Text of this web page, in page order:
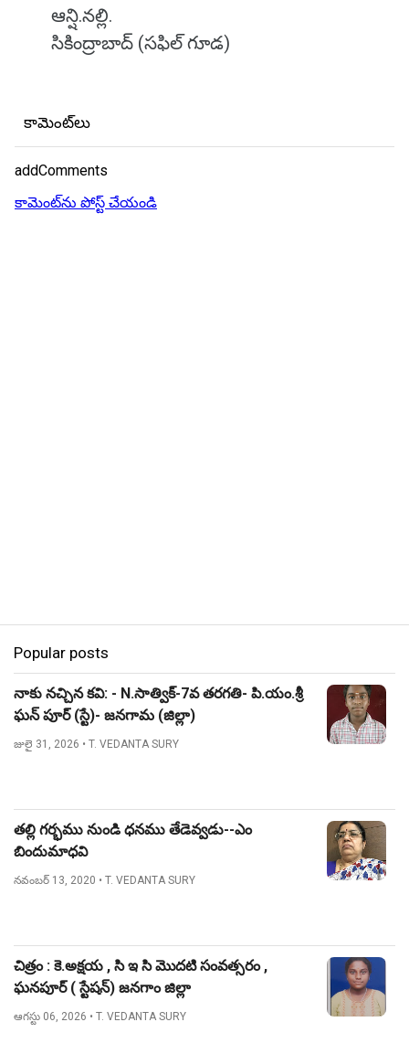
ఆన్షి.నల్లి.
సికింద్రాబాద్ (సఫిల్ గూడ)
కామెంట్‌లు
addComments
కామెంట్‌ను పోస్ట్ చేయండి
Popular posts
నాకు నచ్చిన కవి: - N.సాత్విక్-7వ తరగతి- పి.యం.శ్రీ
ఘన్ పూర్ (స్టే)- జనగామ (జిల్లా)
జులై 31, 2026 • T. VEDANTA SURY
తల్లి గర్భము నుండి ధనము తేడెవ్వడు--ఎం
బిందుమాధవి
నవంబర్ 13, 2020 • T. VEDANTA SURY
చిత్రం : కె.అక్షయ , సి ఇ సి మొదటి సంవత్సరం ,
ఘనపూర్ ( స్టేషన్) జనగాం జిల్లా
ఆగస్టు 06, 2026 • T. VEDANTA SURY